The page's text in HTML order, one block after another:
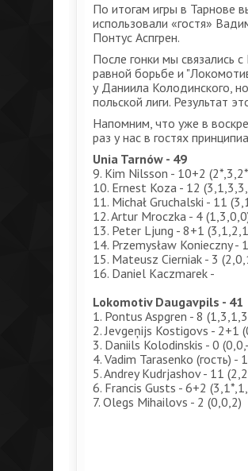
По итогам игры в Тарнове
использовали «гостя»
Понтус Аспгрен.
После гонки мы связались
равной борьбе и
у Даниила Колодинского,
польской лиги. Результат
Напомним, что уже в
раз у нас в гостях
Unia Tarnów - 49
9. Kim Nilsson - 10+2
10. Ernest Koza - 12
11. Michał Gruchalski - 11
12. Artur Mroczka - 4
13. Peter Ljung - 8+1
14. Przemysław Konieczny -
15. Mateusz Cierniak - 3
16. Daniel Kaczmarek -
Lokomotiv Daugavpils - 41
1. Pontus Aspgren - 8
2. Jevgeņijs Kostigovs - 2+1
3. Daniils Kolodinskis - 0 (0,0,-
4. Vadim Tarasenko (гость) -
5. Andrey Kudrjashov - 11
6. Francis Gusts - 6+2
7. Olegs Mihailovs - 2 (0,0,2)